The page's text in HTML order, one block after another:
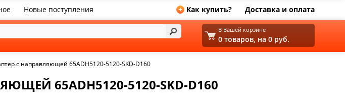
Новые поступления + Как купить? Доставка и оплата
с направляющей 65ADH5120-5120-SKD-D160
65ADH5120-5120-SKD-D160
В Вашей корзине
0 товаров, на 0 руб.